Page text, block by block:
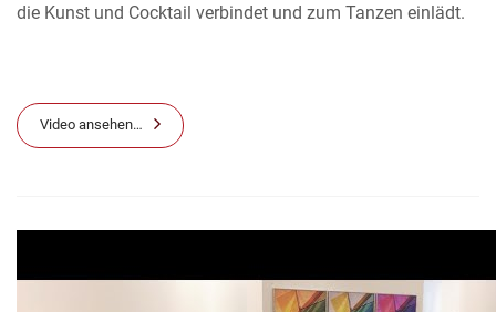
die Kunst und Cocktail verbindet und zum Tanzen einlädt.
Video ansehen…